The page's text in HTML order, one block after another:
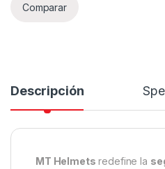
Comparar
Descripción
MT Helmets redefine la